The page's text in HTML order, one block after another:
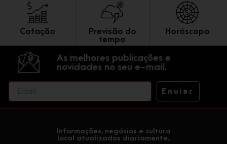
Cotação
Previsão do
tempo
Horóscopo
As melhores publicações e
novidades no seu e-mail.
Enviar
Informações, negócios e cultura
local atualizados diariamente.